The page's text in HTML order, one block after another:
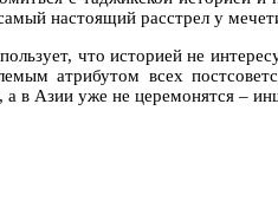
настоящий расстрел у
что историей не
атрибутом всех
а в Азии уже не церемонятся –